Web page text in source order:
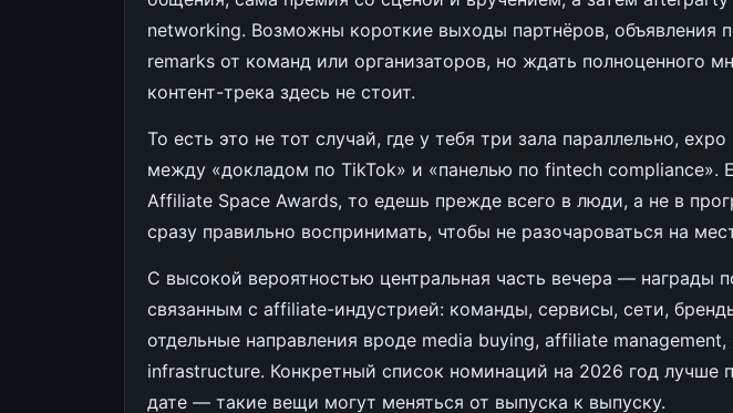
networking. Возможны короткие выходы партнёров, объявления
remarks от команд или организаторов, но ждать полноценного
контент-трека здесь не стоит.
То есть это не тот случай, где у тебя три зала параллельно,
между «докладом по TikTok» и «панелью по fintech compliance».
Affiliate Space Awards, то едешь прежде всего в люди, а не в
сразу правильно воспринимать, чтобы не разочароваться на
С высокой вероятностью центральная часть вечера — награды
связанным с affiliate-индустрией: команды, сервисы, сети,
отдельные направления вроде media buying, affiliate
infrastructure. Конкретный список номинаций на 2026 год лучше
дате — такие вещи могут меняться от выпуска к выпуску.